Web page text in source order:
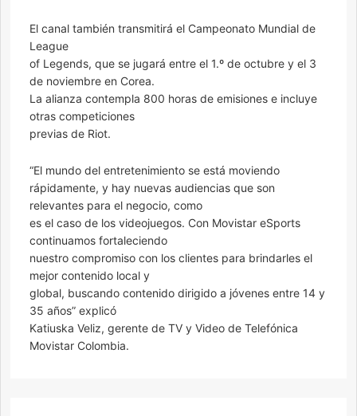
El canal también transmitirá el Campeonato Mundial de
League
of Legends, que se jugará entre el 1.º de octubre y el 3
de noviembre en Corea.
La alianza contempla 800 horas de emisiones e incluye
otras competiciones
previas de Riot.
“El mundo del entretenimiento se está moviendo
rápidamente, y hay nuevas audiencias que son
relevantes para el negocio, como
es el caso de los videojuegos. Con Movistar eSports
continuamos fortaleciendo
nuestro compromiso con los clientes para brindarles el
mejor contenido local y
global, buscando contenido dirigido a jóvenes entre 14 y
35 años” explicó
Katiuska Veliz, gerente de TV y Video de Telefónica
Movistar Colombia.